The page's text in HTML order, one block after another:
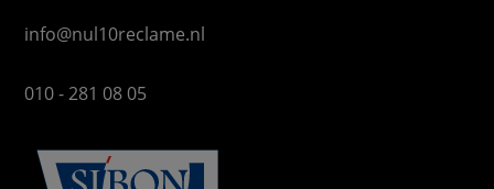
info@nul10reclame.nl
010 - 281 08 05